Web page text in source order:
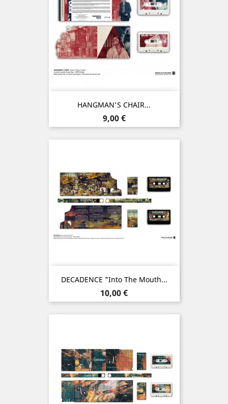
HANGMAN'S CHAIR...
Prix
9,00 €
DECADENCE "Into The Mouth...
Prix
10,00 €